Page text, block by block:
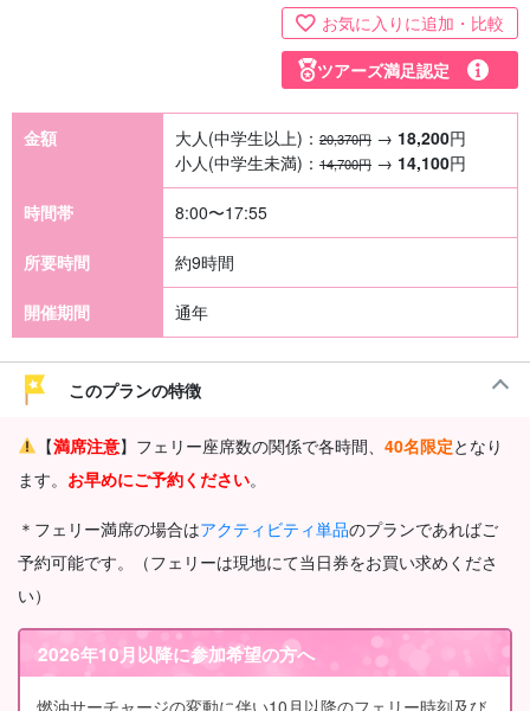
お気に入りに追加・比較
ツアーズ満足認定
金額 大人(中学生以上)： 20,370円 → 18,200円
小人(中学生未満)： 14,700円 → 14,100円
時間帯 8:00〜17:55
所要時間 約9時間
開催期間 通年
このプランの特徴
【満席注意】フェリー座席数の関係で各時間、 40名限定となり
ます。 お早めにご予約ください。
＊フェリー満席の場合はアクティビティ単品のプランであればご
予約可能です。（フェリーは現地にて当日券をお買い求めくださ
い）
2026年10月以降に参加希望の方へ